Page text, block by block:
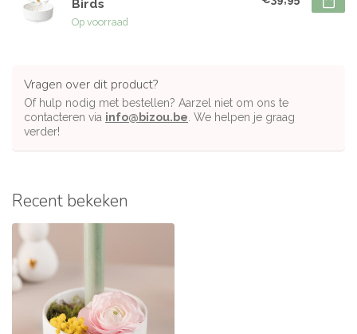
Birds
Op voorraad
Vragen over dit product?
Of hulp nodig met bestellen? Aarzel niet om ons te
contacteren via info@bizou.be . We helpen je graag
verder!
Recent bekeken